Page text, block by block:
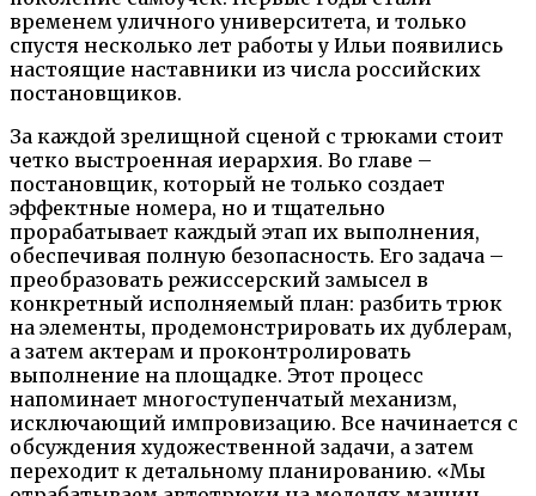
временем уличного университета, и только
спустя несколько лет работы у Ильи появились
настоящие наставники из числа российских
постановщиков.
За каждой зрелищной сценой с трюками стоит
четко выстроенная иерархия. Во главе –
постановщик, который не только создает
эффектные номера, но и тщательно
прорабатывает каждый этап их выполнения,
обеспечивая полную безопасность. Его задача –
преобразовать режиссерский замысел в
конкретный исполняемый план: разбить трюк
на элементы, продемонстрировать их дублерам,
а затем актерам и проконтролировать
выполнение на площадке. Этот процесс
напоминает многоступенчатый механизм,
исключающий импровизацию. Все начинается с
обсуждения художественной задачи, а затем
переходит к детальному планированию. «Мы